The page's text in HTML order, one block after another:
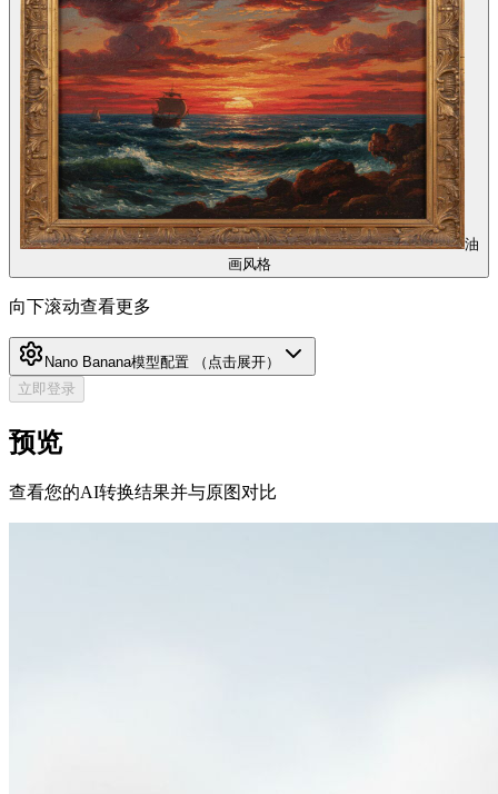
油
画风格
向下滚动查看更多
Nano Banana模型配置
（点击展开）
立即登录
预览
查看您的AI转换结果并与原图对比